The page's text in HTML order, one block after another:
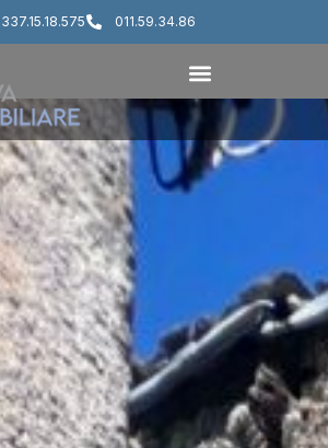
337.15.18.575 011.59.34.86